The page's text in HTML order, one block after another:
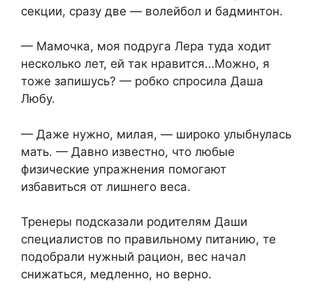
секции, сразу две — волейбол и бадминтон.
— Мамочка, моя подруга Лера туда ходит
несколько лет, ей так нравится…Можно, я
тоже запишусь? — робко спросила Даша
Любу.
— Даже нужно, милая, — широко улыбнулась
мать. — Давно известно, что любые
физические упражнения помогают
избавиться от лишнего веса.
Тренеры подсказали родителям Даши
специалистов по правильному питанию, те
подобрали нужный рацион, вес начал
снижаться, медленно, но верно.